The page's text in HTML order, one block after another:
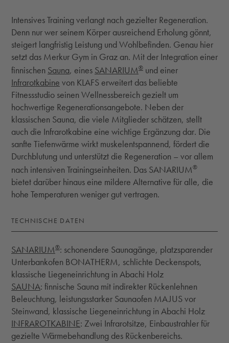
Intensives Training verlangt nach gezielter Regeneration.
Denn nur wer seinem Körper ausreichend Erholung gönnt,
steigert langfristig Leistung und Wohlbefinden. Genau hier
setzt das Merkur Gym in Graz an. Mit der Integration einer
finnischen Sauna, eines SANARIUM® und einer
Infrarotkabine von KLAFS erweitert das beliebte
Fitnessstudio seinen Wellnessbereich gezielt um
hochwertige Regenerationsangebote. Neben der
klassischen Sauna, die viele Mitglieder schätzen, stellt
auch die Infrarotkabine eine wichtige Ergänzung dar. Die
sanfte Tiefenwärme wirkt muskelentspannend, fördert die
Durchblutung und unterstützt die Regeneration – vor allem
nach intensiven Trainingseinheiten. Das SANARIUM®
bietet darüber hinaus eine mildere Alternative für alle, die
hohe Temperaturen weniger gut vertragen.
TECHNISCHE DATEN
SANARIUM®: schonendere Saunagänge, platzsparender
Unterbankofen BONATHERM, schlichte Deckenspots,
klassische Liegeneinrichtung in Abachi Holz
SAUNA: finnische Sauna mit indirekter Rückenlehnen
Beleuchtung, leistungsstarker Saunaofen MAJUS vor
Steinwand, klassische Liegeneinrichtung in Abachi Holz
INFRAROTKABINE: Zwei Infrarotsitze, Einbaustrahler für
gezielte Wärmebehandlung des Rückenbereichs.